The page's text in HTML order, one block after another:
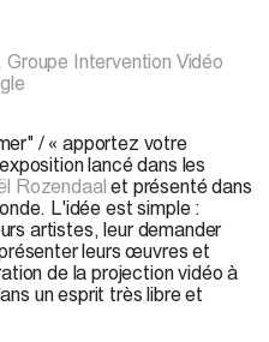
Groupe Intervention Vidéo
/ « apportez votre
lancé dans les
Rozendaal et présenté dans
L'idée est simple :
artistes, leur demander
leurs œuvres et
de la projection vidéo à
un esprit très libre et